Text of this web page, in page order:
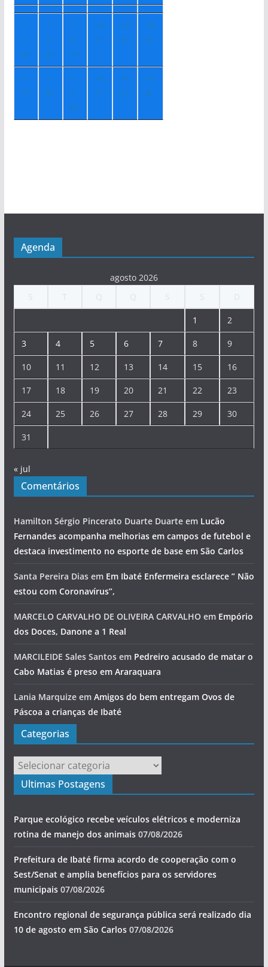
+
1
8°
+
2
0°
+
2
1°
+2
1°
+2
2°
+2
2°
+
7°
+
8°
+
1
0°
+1
1°
+1
2°
+1
4°
Agenda
agosto 2026
1 2
3 4 5 6 7 8 9
10 11 12 13 14 15 16
17 18 19 20 21 22 23
24 25 26 27 28 29 30
31
« jul
Comentários
Hamilton Sérgio Pincerato Duarte Duarteem Lucão
Fernandes acompanha melhorias em campos de futebol e
destaca investimento no esporte de base em São Carlos
Santa Pereira Diasem Em Ibaté Enfermeira esclarece ” Não
estou com Coronavírus”,
MARCELO CARVALHO DE OLIVEIRA CARVALHOem Empório
dos Doces, Danone a 1 Real
MARCILEIDE Sales Santosem Pedreiro acusado de matar o
Cabo Matias é preso em Araraquara
Lania Marquizeem Amigos do bem entregam Ovos de
Páscoa a crianças de Ibaté
Categorias
Categorias
Ultimas Postagens
Parque ecológico recebe veículos elétricos e moderniza
rotina de manejo dos animais 07/08/2026
Prefeitura de Ibaté firma acordo de cooperação com o
Sest/Senat e amplia benefícios para os servidores
municipais 07/08/2026
Encontro regional de segurança pública será realizado dia
10 de agosto em São Carlos 07/08/2026